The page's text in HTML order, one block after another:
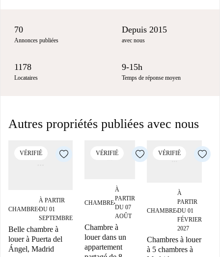
70
Annonces publiées
Depuis 2015
avec nous
1178
Locataires
9-15h
Temps de réponse moyen
Autres propriétés publiées avec nous
VÉRIFIÉ
CHAMBRE■
À PARTIR
DU 01
SEPTEMBRE
Belle chambre à
louer à Puerta del
Ángel, Madrid
VÉRIFIÉ
CHAMBRE■
À
PARTIR
DU 07
AOÛT
Chambre à
louer dans un
appartement
VÉRIFIÉ
CHAMBRE■
À
PARTIR
DU 01
FÉVRIER
2027
Chambres à louer
à 5 chambres à